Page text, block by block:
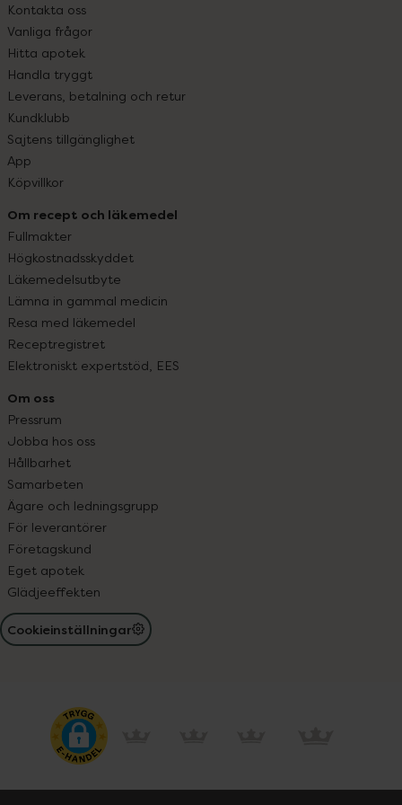
Kontakta oss
Vanliga frågor
Hitta apotek
Handla tryggt
Leverans, betalning och retur
Kundklubb
Sajtens tillgänglighet
App
Köpvillkor
Om recept och läkemedel
Fullmakter
Högkostnadsskyddet
Läkemedelsutbyte
Lämna in gammal medicin
Resa med läkemedel
Receptregistret
Elektroniskt expertstöd, EES
Om oss
Pressrum
Jobba hos oss
Hållbarhet
Samarbeten
Ägare och ledningsgrupp
För leverantörer
Företagskund
Eget apotek
Glädjeeffekten
Cookieinställningar